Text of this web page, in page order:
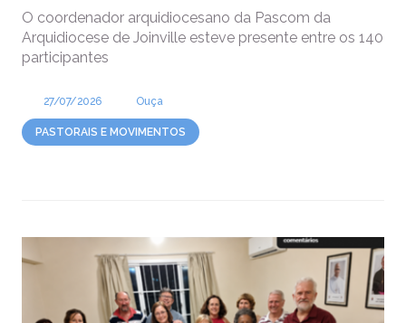
O coordenador arquidiocesano da Pascom da
Arquidiocese de Joinville esteve presente entre os 140
participantes
27/07/2026 Ouça
PASTORAIS E MOVIMENTOS